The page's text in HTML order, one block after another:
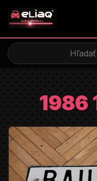
1986